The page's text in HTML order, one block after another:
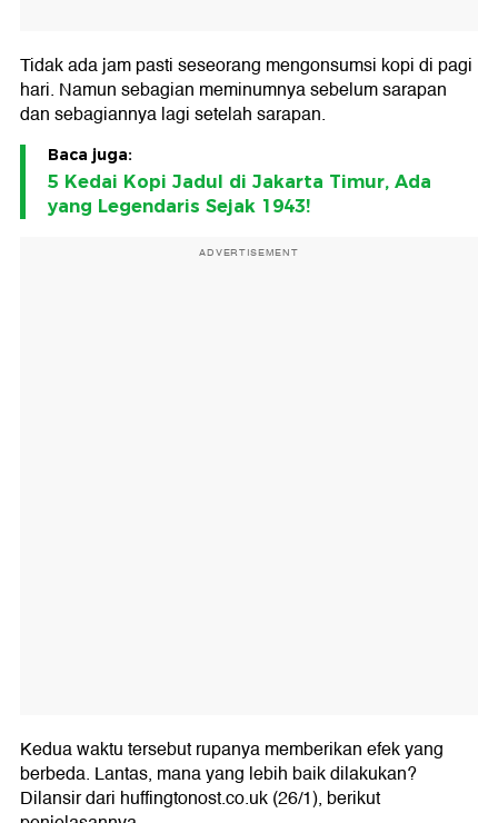
Tidak ada jam pasti seseorang mengonsumsi kopi di pagi
hari. Namun sebagian meminumnya sebelum sarapan
dan sebagiannya lagi setelah sarapan.
Baca juga:
5 Kedai Kopi Jadul di Jakarta Timur, Ada
yang Legendaris Sejak 1943!
ADVERTISEMENT
Kedua waktu tersebut rupanya memberikan efek yang
berbeda. Lantas, mana yang lebih baik dilakukan?
Dilansir dari huffingtonost.co.uk (26/1), berikut